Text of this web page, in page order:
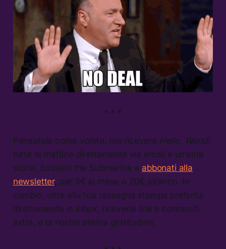
* * *
Pensatela come volete, ma ricevere Hello, World!
tutte le mattine direttamente via email è un’altra
storia. Sostieni the Submarine eabbonati alla
newsletter, per 3€ al mese o 20€ all’anno. In
cambio, oltre alla tua rassegna stampa preferita
direttamente in inbox, riceverai link e contenuti
extra, e la nostra eterna gratitudine.